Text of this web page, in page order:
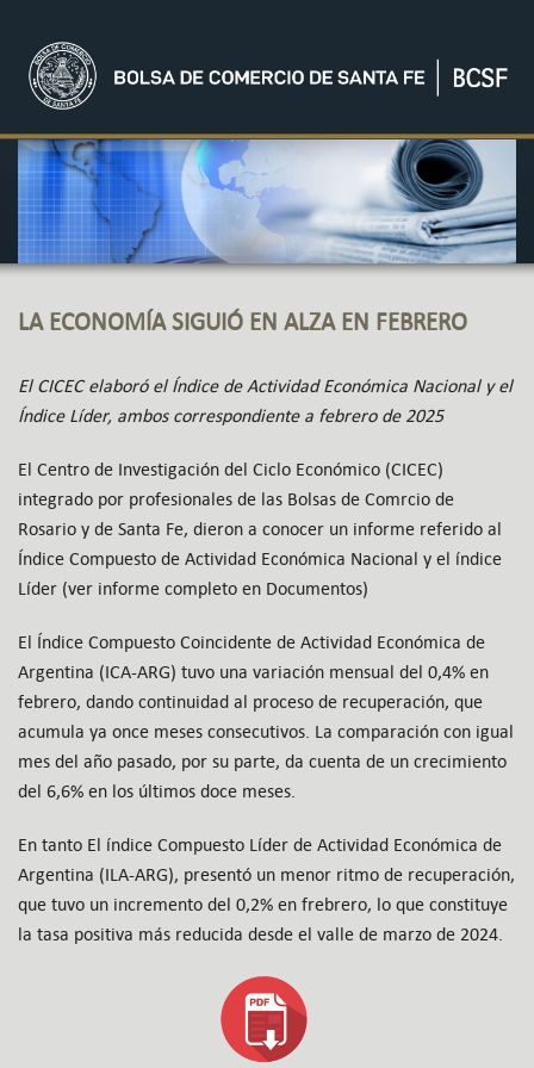
LA ECONOMÍA SIGUIÓ EN ALZA EN FEBRERO
El CICEC elaboró el Índice de Actividad Económica Nacional y el
Índice Líder, ambos correspondiente a febrero de 2025
El Centro de Investigación del Ciclo Económico (CICEC)
integrado por profesionales de las Bolsas de Comrcio de
Rosario y de Santa Fe, dieron a conocer un informe referido al
Índice Compuesto de Actividad Económica Nacional y el índice
Líder (ver informe completo en Documentos)
El Índice Compuesto Coincidente de Actividad Económica de
Argentina (ICA-ARG) tuvo una variación mensual del 0,4% en
febrero, dando continuidad al proceso de recuperación, que
acumula ya once meses consecutivos. La comparación con igual
mes del año pasado, por su parte, da cuenta de un crecimiento
del 6,6% en los últimos doce meses.
En tanto El índice Compuesto Líder de Actividad Económica de
Argentina (ILA-ARG), presentó un menor ritmo de recuperación,
que tuvo un incremento del 0,2% en frebrero, lo que constituye
la tasa positiva más reducida desde el valle de marzo de 2024.